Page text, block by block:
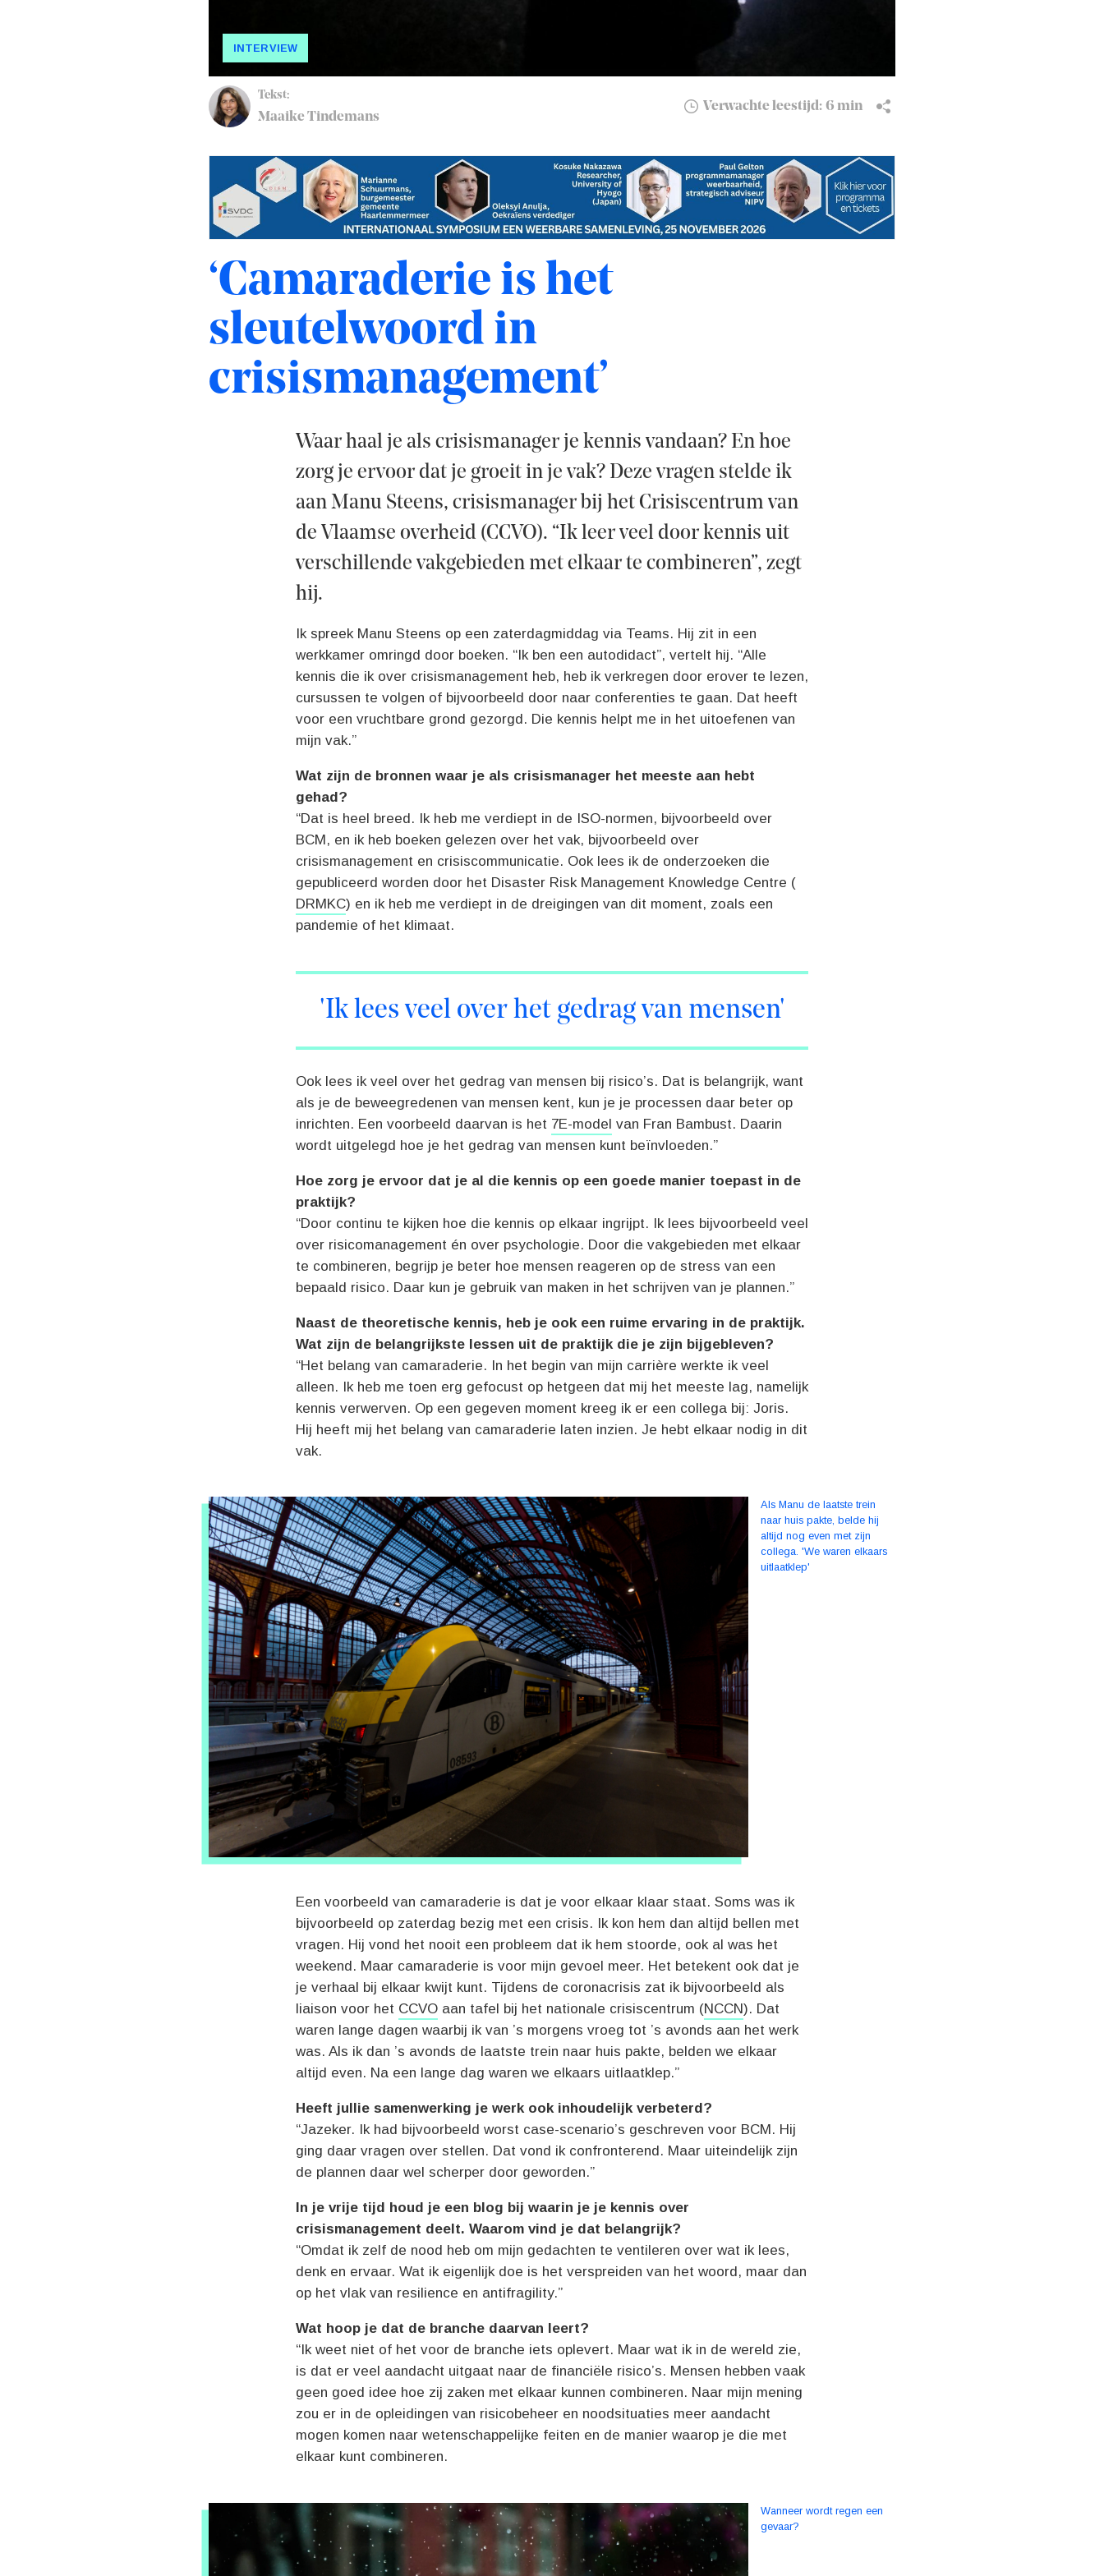
INTERVIEW
Tekst:
Maaike Tindemans
Verwachte leestijd: 6 min
‘Camaraderie is het
sleutelwoord in
crisismanagement’
Waar haal je als crisismanager je kennis vandaan? En hoe
zorg je ervoor dat je groeit in je vak? Deze vragen stelde ik
aan Manu Steens, crisismanager bij het Crisiscentrum van
de Vlaamse overheid (CCVO). “Ik leer veel door kennis uit
verschillende vakgebieden met elkaar te combineren”, zegt
hij.
Ik spreek Manu Steens op een zaterdagmiddag via Teams. Hij zit in een
werkkamer omringd door boeken. “Ik ben een autodidact”, vertelt hij. “Alle
kennis die ik over crisismanagement heb, heb ik verkregen door erover te lezen,
cursussen te volgen of bijvoorbeeld door naar conferenties te gaan. Dat heeft
voor een vruchtbare grond gezorgd. Die kennis helpt me in het uitoefenen van
mijn vak.”
Wat zijn de bronnen waar je als crisismanager het meeste aan hebt
gehad?
“Dat is heel breed. Ik heb me verdiept in de ISO-normen, bijvoorbeeld over
BCM, en ik heb boeken gelezen over het vak, bijvoorbeeld over
crisismanagement en crisiscommunicatie. Ook lees ik de onderzoeken die
gepubliceerd worden door het Disaster Risk Management Knowledge Centre (
DRMKC) en ik heb me verdiept in de dreigingen van dit moment, zoals een
pandemie of het klimaat.
'Ik lees veel over het gedrag van mensen'
Ook lees ik veel over het gedrag van mensen bij risico’s. Dat is belangrijk, want
als je de beweegredenen van mensen kent, kun je je processen daar beter op
inrichten. Een voorbeeld daarvan is het 7E-model van Fran Bambust. Daarin
wordt uitgelegd hoe je het gedrag van mensen kunt beïnvloeden.”
Hoe zorg je ervoor dat je al die kennis op een goede manier toepast in de
praktijk?
“Door continu te kijken hoe die kennis op elkaar ingrijpt. Ik lees bijvoorbeeld veel
over risicomanagement én over psychologie. Door die vakgebieden met elkaar
te combineren, begrijp je beter hoe mensen reageren op de stress van een
bepaald risico. Daar kun je gebruik van maken in het schrijven van je plannen.”
Naast de theoretische kennis, heb je ook een ruime ervaring in de praktijk.
Wat zijn de belangrijkste lessen uit de praktijk die je zijn bijgebleven?
“Het belang van camaraderie. In het begin van mijn carrière werkte ik veel
alleen. Ik heb me toen erg gefocust op hetgeen dat mij het meeste lag, namelijk
kennis verwerven. Op een gegeven moment kreeg ik er een collega bij: Joris.
Hij heeft mij het belang van camaraderie laten inzien. Je hebt elkaar nodig in dit
vak.
Als Manu de laatste trein
naar huis pakte, belde hij
altijd nog even met zijn
collega. 'We waren elkaars
uitlaatklep'
Een voorbeeld van camaraderie is dat je voor elkaar klaar staat. Soms was ik
bijvoorbeeld op zaterdag bezig met een crisis. Ik kon hem dan altijd bellen met
vragen. Hij vond het nooit een probleem dat ik hem stoorde, ook al was het
weekend. Maar camaraderie is voor mijn gevoel meer. Het betekent ook dat je
je verhaal bij elkaar kwijt kunt. Tijdens de coronacrisis zat ik bijvoorbeeld als
liaison voor het CCVOaan tafel bij het nationale crisiscentrum (NCCN). Dat
waren lange dagen waarbij ik van ’s morgens vroeg tot ’s avonds aan het werk
was. Als ik dan ’s avonds de laatste trein naar huis pakte, belden we elkaar
altijd even. Na een lange dag waren we elkaars uitlaatklep.”
Heeft jullie samenwerking je werk ook inhoudelijk verbeterd?
“Jazeker. Ik had bijvoorbeeld worst case-scenario’s geschreven voor BCM. Hij
ging daar vragen over stellen. Dat vond ik confronterend. Maar uiteindelijk zijn
de plannen daar wel scherper door geworden.”
In je vrije tijd houd je een blog bij waarin je je kennis over
crisismanagement deelt. Waarom vind je dat belangrijk?
“Omdat ik zelf de nood heb om mijn gedachten te ventileren over wat ik lees,
denk en ervaar. Wat ik eigenlijk doe is het verspreiden van het woord, maar dan
op het vlak van resilience en antifragility.”
Wat hoop je dat de branche daarvan leert?
“Ik weet niet of het voor de branche iets oplevert. Maar wat ik in de wereld zie,
is dat er veel aandacht uitgaat naar de financiële risico’s. Mensen hebben vaak
geen goed idee hoe zij zaken met elkaar kunnen combineren. Naar mijn mening
zou er in de opleidingen van risicobeheer en noodsituaties meer aandacht
mogen komen naar wetenschappelijke feiten en de manier waarop je die met
elkaar kunt combineren.
Wanneer wordt regen een
gevaar?